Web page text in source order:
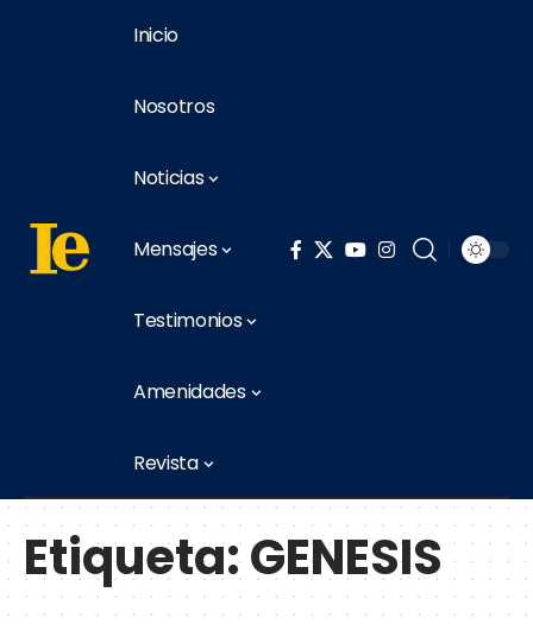
Inicio
Nosotros
Noticias
Mensajes
Testimonios
Amenidades
Revista
Etiqueta:GENESIS